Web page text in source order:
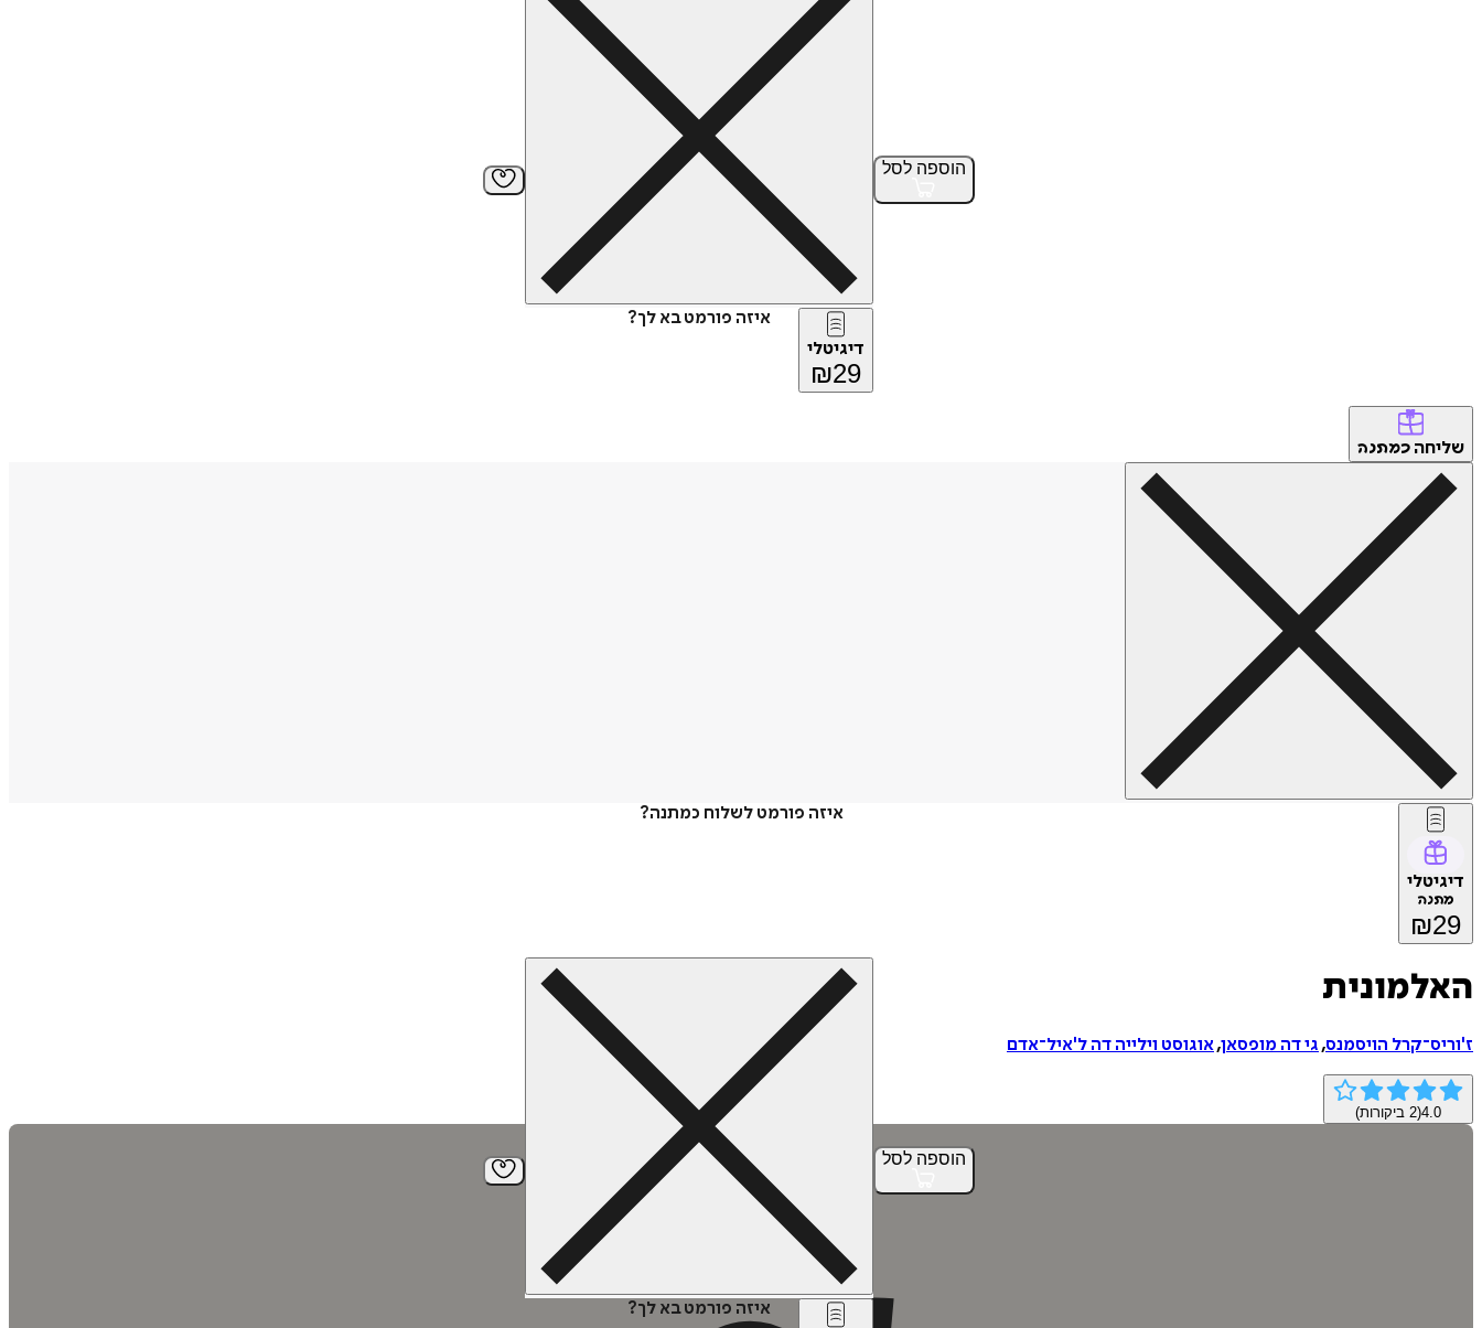
הוספה לסל
איזה פורמט בא לך?
דיגיטלי
₪29
שליחה כמתנה
איזה פורמט לשלוח כמתנה?
דיגיטלי
מתנה
₪29
הוספה לסל
איזה פורמט בא לך?
האלמונית
ז'וריס־קרל הויסמנס,גי דה מופסאן,אוגוסט וילייה דה ל'איל־אדם
4.0
(
2 ביקורות)